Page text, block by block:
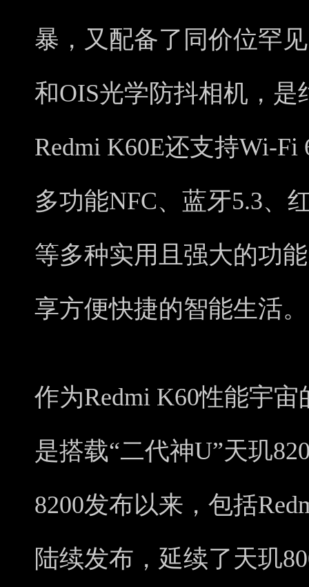
暴，又配备了同价位罕
和OIS光学防抖相机，是
Redmi K60E还支持Wi-
多功能NFC、蓝牙5.3、
等多种实用且强大的功
享方便快捷的智能生活。
作为Redmi K60性能宇
是搭载“二代神U”天玑
8200发布以来，包括
陆续发布，延续了天玑